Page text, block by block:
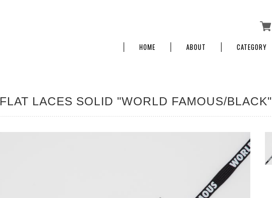
HOME ABOUT CATEGORY
FLAT LACES SOLID "WORLD FAMOUS/BLACK"